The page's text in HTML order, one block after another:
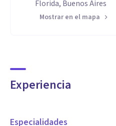
Florida, Buenos Aires
Mostrar en el mapa
Experiencia
Especialidades